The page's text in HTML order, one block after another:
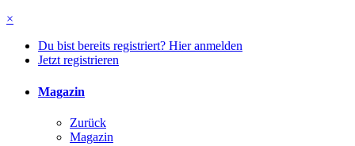
×
Du bist bereits registriert? Hier anmelden
Jetzt registrieren
Magazin
Zurück
Magazin